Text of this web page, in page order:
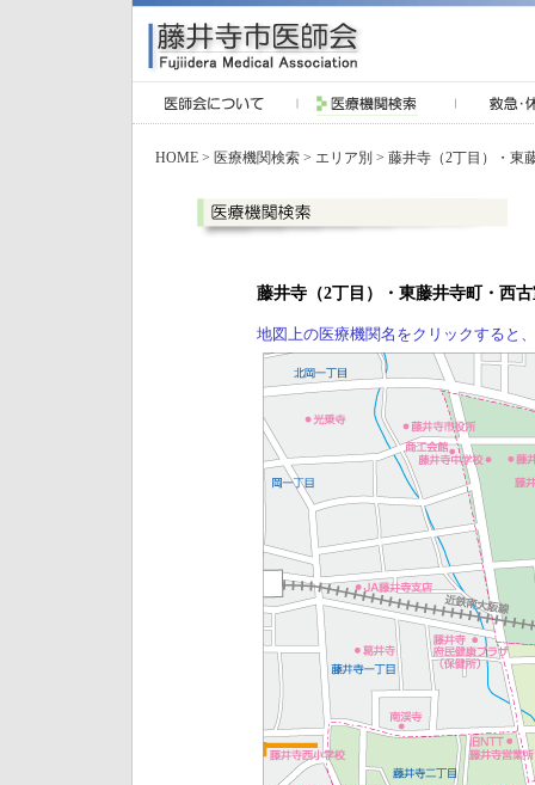
HOME > 医療機関検索 > エリア別 > 藤井寺（2丁目）・東
藤井寺（2丁目）・東藤井寺町・西
地図上の医療機関名をクリックすると